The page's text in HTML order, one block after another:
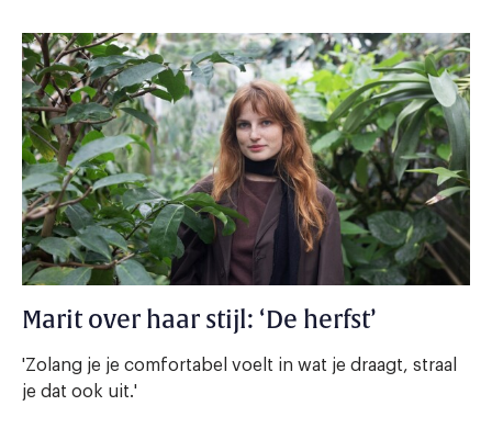
Marit over haar stijl: ‘De herfst’
'Zolang je je comfortabel voelt in wat je draagt, straal
je dat ook uit.'